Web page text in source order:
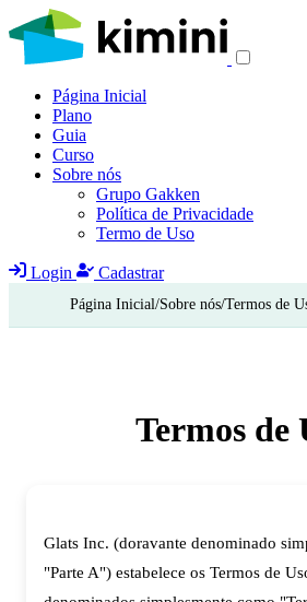
Página Inicial
Plano
Guia
Curso
Sobre nós
Grupo Gakken
Política de Privacidade
Termo de Uso
Login Cadastrar
Página Inicial/Sobre nós/Termos de
Termos de
Glats Inc. (doravante denominado
"Parte A") estabelece os Termos de